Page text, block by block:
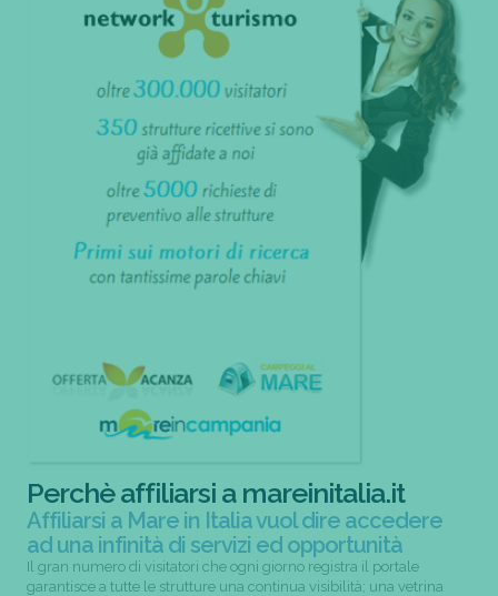
Perchè affiliarsi a mareinitalia.it
Affiliarsi a Mare in Italia vuol dire accedere
ad una infinità di servizi ed opportunità
Il gran numero di visitatori che ogni giorno registra il portale
garantisce a tutte le strutture una continua visibilità; una vetrina